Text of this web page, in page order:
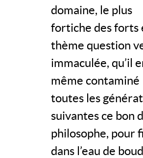
domaine, le plus
fortiche des forts
thème question
immaculée, qu’il
même contaminé
toutes les
suivantes ce bon
philosophe, pour
dans l’eau de